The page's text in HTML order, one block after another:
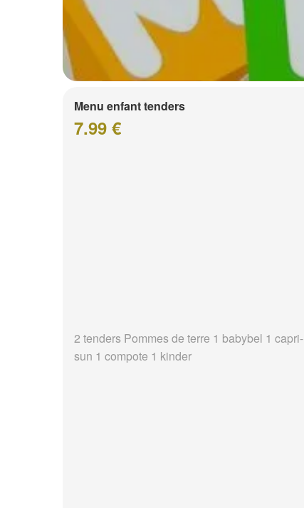
Menu enfant tenders
7.99 €
2 tenders Pommes de terre 1 babybel 1 capri-
sun 1 compote 1 kinder